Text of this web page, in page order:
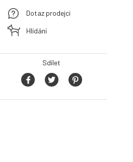
Dotaz prodejci
Hlídání
Sdílet